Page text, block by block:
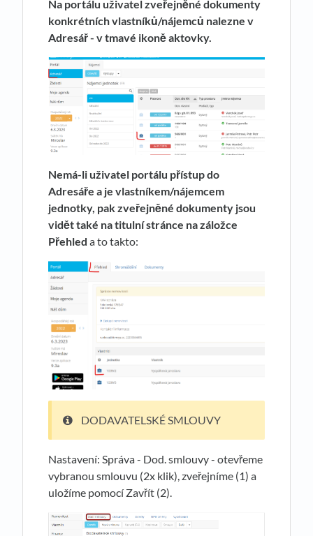
Na portálu uživatel zveřejněné dokumenty
konkrétních vlastníků/nájemců nalezne v
Adresář - v tmavé ikoně aktovky.
Nemá-li uživatel portálu přístup do
Adresáře a je vlastníkem/nájemcem
jednotky, pak zveřejněné dokumenty jsou
vidět také na titulní stránce na záložce
Přehled a to takto:
DODAVATELSKÉ SMLOUVY
Nastavení: Správa - Dod. smlouvy - otevřeme
vybranou smlouvu (2x klik), zveřejníme (1) a
uložíme pomocí Zavřít (2).